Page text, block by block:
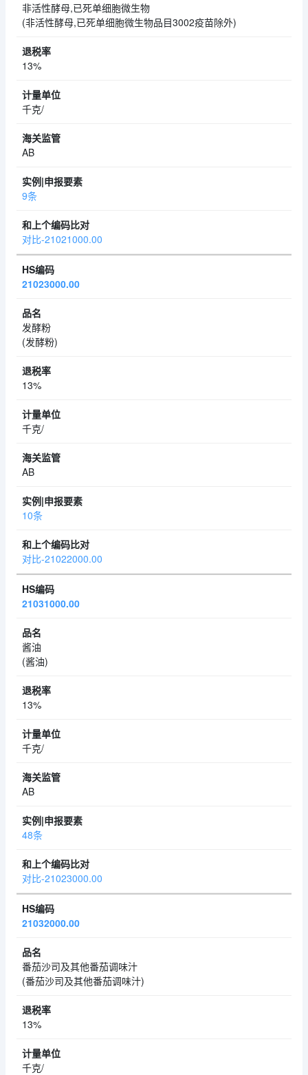
非活性酵母,已死单细胞微生物
(非活性酵母,已死单细胞微生物品目3002疫苗除外)
13%
千克/
AB
9条
对比-21021000.00
21023000.00
发酵粉
(发酵粉)
13%
千克/
AB
10条
对比-21022000.00
21031000.00
酱油
(酱油)
13%
千克/
AB
48条
对比-21023000.00
21032000.00
番茄沙司及其他番茄调味汁
(番茄沙司及其他番茄调味汁)
13%
千克/